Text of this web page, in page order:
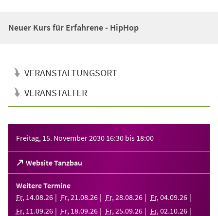
Neuer Kurs für Erfahrene - HipHop
VERANSTALTUNGSORT
VERANSTALTER
Freitag, 15. November 2030 16:30 bis 18:00
Website Tanzbau
(Öffnet
in
einem
neuen
Tab)
Weitere Termine
Fr, 14.08.26 Fr, 21 .08.26 Fr, 28.08.26 Fr, 04.09.26
Fr, 11 .09.26 Fr, 18.09.26 Fr, 25.09.26 Fr, 02.10.26